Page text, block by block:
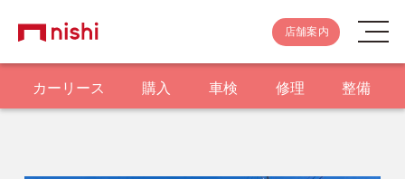
店舗案内
カーリース 購入 車検 修理 整備